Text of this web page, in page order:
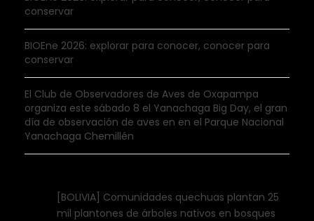
conservar
BIOEne 2026: explorar para conocer, conocer para
conservar
El Club de Observadores de Aves de Oxapampa
organiza este sábado 8 el Yanachaga Big Day, el gran
día de observación de aves en en el Parque Nacional
Yanachaga Chemillén
[BOLIVIA] Comunidades quechuas plantan 25
mil plantones de árboles nativos en bosques